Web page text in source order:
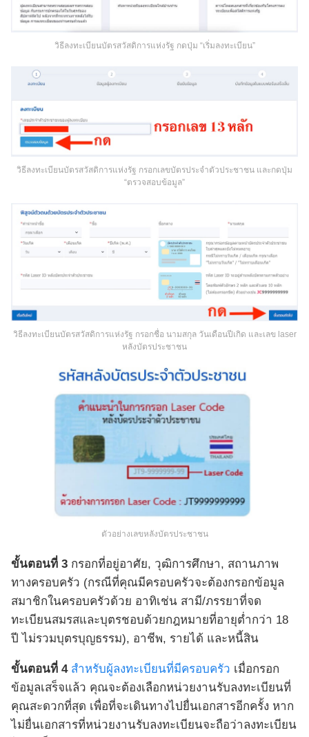
วิธีลงทะเบียนบัตรสวัสดิการแห่งรัฐ กดปุ่ม “เริ่มลงทะเบียน”
วิธีลงทะเบียนบัตรสวัสดิการแห่งรัฐ กรอกเลขบัตรประจำตัวประชาชน และกดปุ่ม
“ตรวจสอบข้อมูล”
วิธีลงทะเบียนบัตรสวัสดิการแห่งรัฐ กรอกชื่อ นามสกุล วันเดือนปีเกิด และเลข laser
หลังบัตรประชาชน
ตัวอย่างเลขหลังบัตรประชาชน
ขั้นตอนที่ 3 กรอกที่อยู่อาศัย, วุฒิการศึกษา, สถานภาพ
ทางครอบครัว (กรณีที่คุณมีครอบครัวจะต้องกรอกข้อมูล
สมาชิกในครอบครัวด้วย อาทิเช่น สามี/ภรรยาที่จด
ทะเบียนสมรสและบุตรชอบด้วยกฎหมายที่อายุต่ำกว่า 18
ปี ไม่รวมบุตรบุญธรรม), อาชีพ, รายได้ และหนี้สิน
ขั้นตอนที่ 4 สำหรับผู้ลงทะเบียนที่มีครอบครัว เมื่อกรอก
ข้อมูลเสร็จแล้ว คุณจะต้องเลือกหน่วยงานรับลงทะเบียนที่
คุณสะดวกที่สุด เพื่อที่จะเดินทางไปยื่นเอกสารอีกครั้ง หาก
ไม่ยื่นเอกสารที่หน่วยงานรับลงทะเบียนจะถือว่าลงทะเบียน